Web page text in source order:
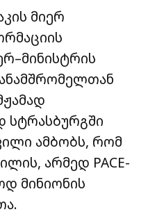
მიერ
სტრასბურგში
ამბობს, რომ
არმედ PACE-
მინიონის